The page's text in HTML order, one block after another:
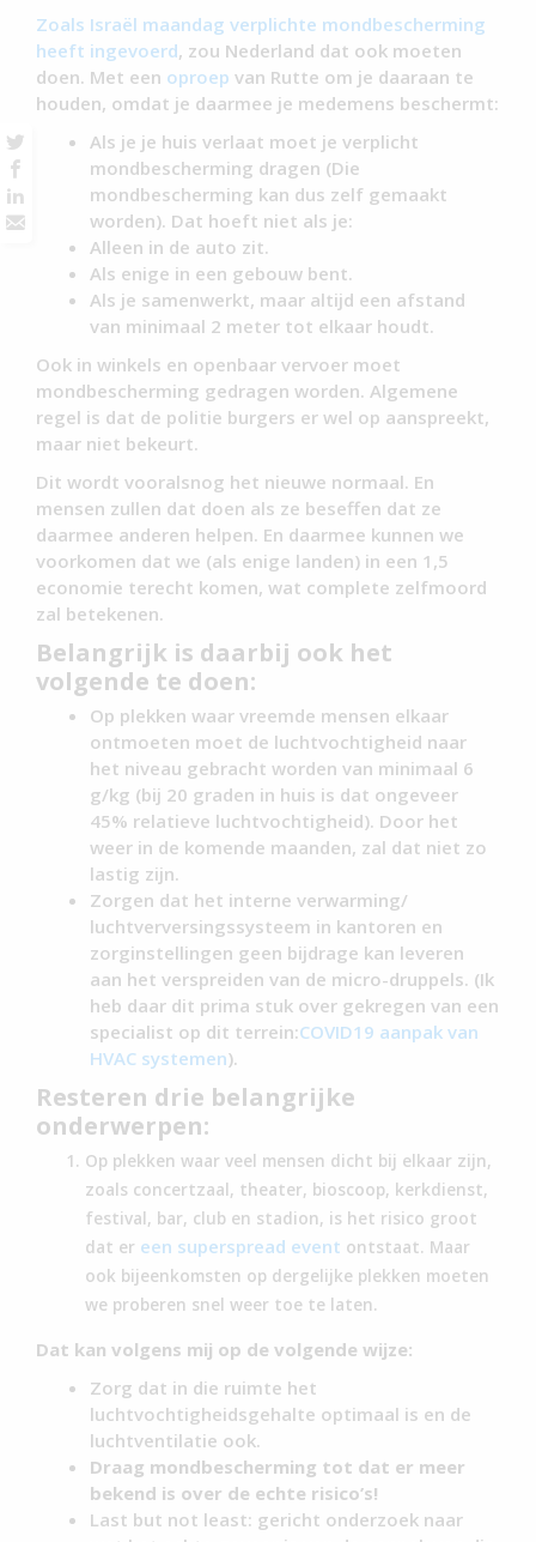
Zoals Israël maandag verplichte mondbescherming
heeft ingevoerd, zou Nederland dat ook moeten
doen. Met een oproep van Rutte om je daaraan te
houden, omdat je daarmee je medemens beschermt:
Als je je huis verlaat moet je verplicht
mondbescherming dragen (Die
mondbescherming kan dus zelf gemaakt
worden). Dat hoeft niet als je:
Alleen in de auto zit.
Als enige in een gebouw bent.
Als je samenwerkt, maar altijd een afstand
van minimaal 2 meter tot elkaar houdt.
Ook in winkels en openbaar vervoer moet
mondbescherming gedragen worden. Algemene
regel is dat de politie burgers er wel op aanspreekt,
maar niet bekeurt.
Dit wordt vooralsnog het nieuwe normaal. En
mensen zullen dat doen als ze beseffen dat ze
daarmee anderen helpen. En daarmee kunnen we
voorkomen dat we (als enige landen) in een 1,5
economie terecht komen, wat complete zelfmoord
zal betekenen.
Belangrijk is daarbij ook het
volgende te doen:
Op plekken waar vreemde mensen elkaar
ontmoeten moet de luchtvochtigheid naar
het niveau gebracht worden van minimaal 6
g/kg (bij 20 graden in huis is dat ongeveer
45% relatieve luchtvochtigheid). Door het
weer in de komende maanden, zal dat niet zo
lastig zijn.
Zorgen dat het interne verwarming/
luchtverversingssysteem in kantoren en
zorginstellingen geen bijdrage kan leveren
aan het verspreiden van de micro-druppels. (Ik
heb daar dit prima stuk over gekregen van een
specialist op dit terrein:COVID19 aanpak van
HVAC systemen).
Resteren drie belangrijke
onderwerpen:
Op plekken waar veel mensen dicht bij elkaar zijn,
zoals concertzaal, theater, bioscoop, kerkdienst,
festival, bar, club en stadion, is het risico groot
dat er een superspread event ontstaat. Maar
ook bijeenkomsten op dergelijke plekken moeten
we proberen snel weer toe te laten.
Dat kan volgens mij op de volgende wijze:
Zorg dat in die ruimte het
luchtvochtigheidsgehalte optimaal is en de
luchtventilatie ook.
Draag mondbescherming tot dat er meer
bekend is over de echte risico’s!
Last but not least: gericht onderzoek naar